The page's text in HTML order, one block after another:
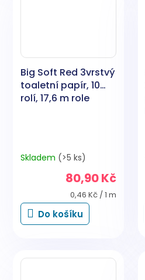
Big Soft Red 3vrstvý
toaletní papír, 10
rolí, 17,6 m role
Skladem (>5 ks)
80,90 Kč
Měrná
cena:
0,46 Kč / 1 m
Do košíku